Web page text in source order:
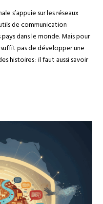
s’appuie sur les réseaux
de communication
dans le monde. Mais pour
pas de développer une
histoires : il faut aussi savoir